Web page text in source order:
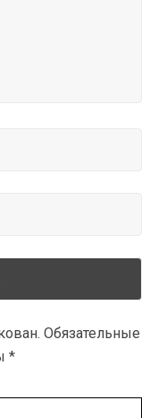
Обязательные
*